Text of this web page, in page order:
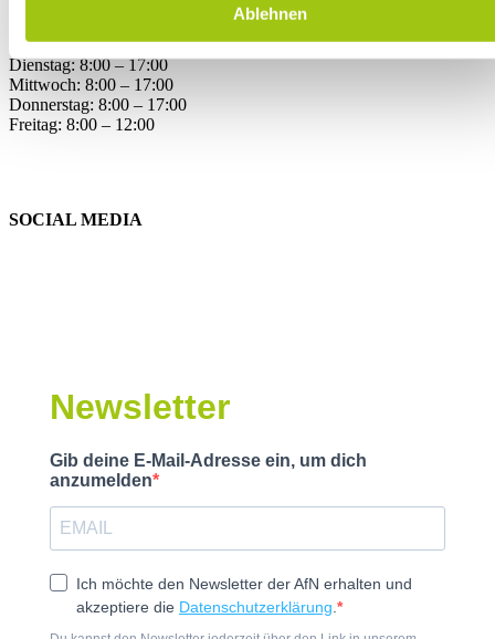
Ablehnen
Montag: 8:00 – 17:00
Dienstag: 8:00 – 17:00
Mittwoch: 8:00 – 17:00
Donnerstag: 8:00 – 17:00
Freitag: 8:00 – 12:00
SOCIAL MEDIA
Newsletter
Gib deine E-Mail-Adresse ein, um dich
anzumelden
Ich möchte den Newsletter der AfN erhalten und
akzeptiere die Datenschutzerklärung